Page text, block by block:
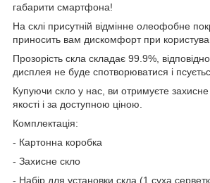
габарити смартфона!
На склі присутній відмінне олеофобне
приносить вам дискомфорт при
Прозорість скла складає 99.9%,
дисплея не буде спотворюватися і
Купуючи скло у нас, ви отримуєте захисне
якості і за доступною ціною.
Комплектація:
- Картонна коробка
- Захисне скло
- Набір для установки скла (1 суха